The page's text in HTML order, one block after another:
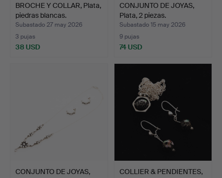
BROCHE Y COLLAR, Plata,
piedras blancas.
Subastado 27 may 2026
3 pujas
38 USD
CONJUNTO DE JOYAS,
Plata, 2 piezas.
Subastado 15 may 2026
9 pujas
74 USD
CONJUNTO DE JOYAS,
COLLIER & PENDIENTES,